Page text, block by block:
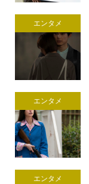
エンタメ
エンタメ
エンタメ